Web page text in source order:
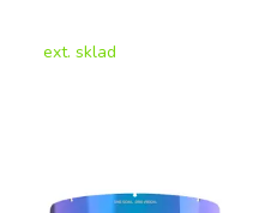
ext. sklad